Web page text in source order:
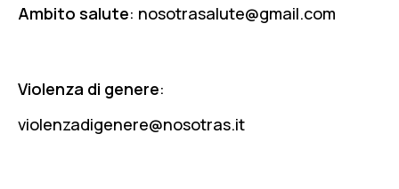
Ambito salute: nosotrasalute@gmail.com
Violenza di genere:
violenzadigenere@nosotras.it